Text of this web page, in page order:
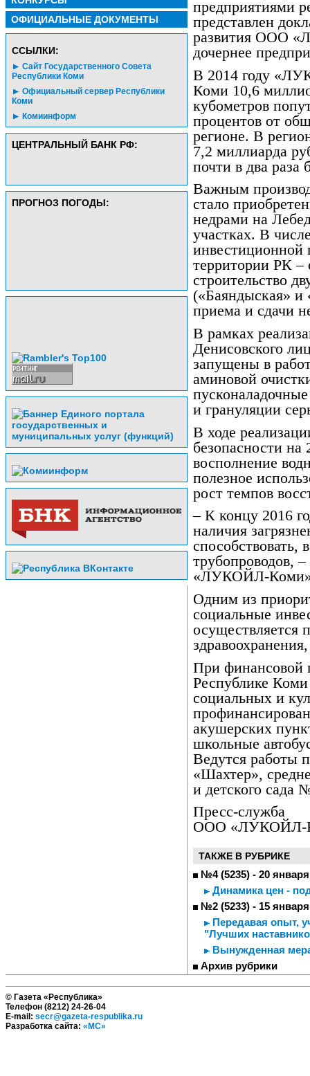
ОФИЦИАЛЬНЫЕ ДОКУМЕНТЫ
CСЫЛКИ:
Сайт Государственного Совета
Республики Коми
Официальный сервер Республики
Коми
Комиинформ
ЦЕНТРАЛЬНЫЙ БАНК РФ:
ПРОГНОЗ ПОГОДЫ:
предприятиями
представлен
развития ООО
дочернее
В 2014 году
Коми 10,6
кубометров
процентов от
регионе. В
7,2 миллиарда
почти в два раза
Важным
стало
недрами на
участках. В
территории РК –
строительство
(«Баяндыская»
приема и сдачи
В рамках
Денисовского
запущены в
аминовой
и грануляции
В ходе
безопасности на
восполнение
полезное
рост темпов
– К концу 2016
наличия
способствовать,
трубопроводов,
«ЛУКОЙЛ-Коми»
Одним из
социальные
осуществляется
При финансовой
Республике
социальных и
акушерских
школьные
Ведутся работы
«Шахтер»,
и детского сада
Пресс-служба
ООО «ЛУКОЙЛ-
ТАКЖЕ В РУБРИКЕ
№4 (5235) - 20 января
Динамика цен -
№2 (5233) - 15 января
Передавая опыт,
"Лучших
Вынужденная
Архив рубрики
© Газета «Республика»
Телефон (8212) 24-26-04
E-mail: secr@gazeta-respublika.ru
Разработка сайта: «МС»